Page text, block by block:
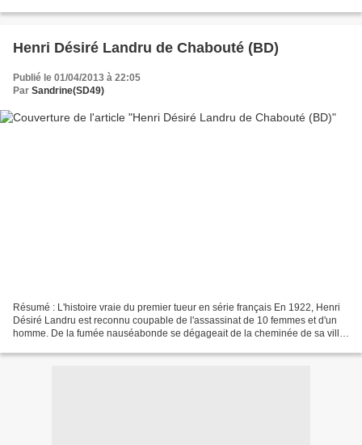
Henri Désiré Landru de Chabouté (BD)
Publié le 01/04/2013 à 22:05
Par Sandrine(SD49)
Résumé : L'histoire vraie du premier tueur en série français En 1922, Henri
Désiré Landru est reconnu coupable de l'assassinat de 10 femmes et d'un
homme. De la fumée nauséabonde se dégageait de la cheminée de sa villa